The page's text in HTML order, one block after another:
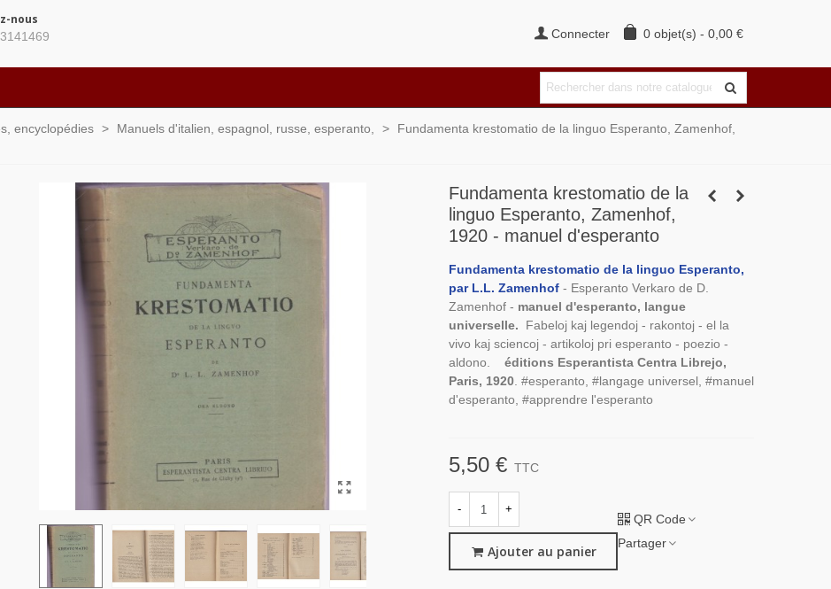
nous
Connecter 0 objet(s) - 0,00 €
encyclopédies > Manuels d'italien, espagnol, russe, esperanto, >
Fundamenta krestomatio de la linguo Esperanto, Zamenhof,
Fundamenta krestomatio de la
linguo Esperanto, Zamenhof,
1920 - manuel d'esperanto
Fundamenta krestomatio de la linguo Esperanto,
par L.L. Zamenhof - Esperanto Verkaro de D.
Zamenhof - manuel d'esperanto, langue
universelle.
Fabeloj kaj legendoj - rakontoj - el la
vivo kaj sciencoj - artikoloj pri esperanto - poezio -
aldono.
éditions Esperantista Centra Librejo,
Paris, 1920. #esperanto, #langage universel, #manuel
d'esperanto, #apprendre l'esperanto
5,50 € TTC
- +
Ajouter au panier
QR Code
Partager